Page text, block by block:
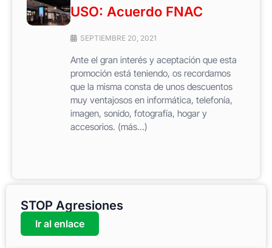
USO: Acuerdo FNAC
SEPTIEMBRE 20, 2021
Ante el gran interés y aceptación que esta
promoción está teniendo, os recordamos
que la misma consta de unos descuentos
muy ventajosos en informática, telefonía,
imagen, sonido, fotografía, hogar y
accesorios. (más…)
STOP Agresiones
Ir al enlace